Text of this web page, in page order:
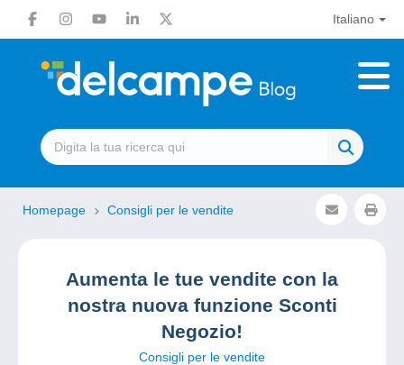
Italiano
Homepage Consigli per le vendite
Aumenta le tue vendite con la
nostra nuova funzione Sconti
Negozio!
Consigli per le vendite